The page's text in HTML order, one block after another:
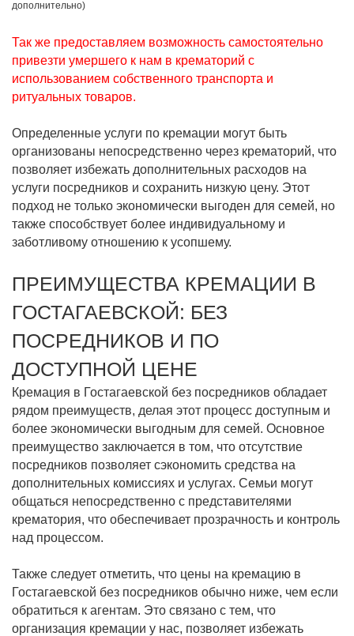
дополнительно)
Так же предоставляем возможность самостоятельно
привезти умершего к нам в крематорий с
использованием собственного транспорта и
ритуальных товаров.
Определенные услуги по кремации могут быть
организованы непосредственно через крематорий, что
позволяет избежать дополнительных расходов на
услуги посредников и сохранить низкую цену. Этот
подход не только экономически выгоден для семей, но
также способствует более индивидуальному и
заботливому отношению к усопшему.
ПРЕИМУЩЕСТВА КРЕМАЦИИ В
ГОСТАГАЕВСКОЙ: БЕЗ
ПОСРЕДНИКОВ И ПО
ДОСТУПНОЙ ЦЕНЕ
Кремация в Гостагаевской без посредников обладает
рядом преимуществ, делая этот процесс доступным и
более экономически выгодным для семей. Основное
преимущество заключается в том, что отсутствие
посредников позволяет сэкономить средства на
дополнительных комиссиях и услугах. Семьи могут
общаться непосредственно с представителями
крематория, что обеспечивает прозрачность и контроль
над процессом.
Также следует отметить, что цены на кремацию в
Гостагаевской без посредников обычно ниже, чем если
обратиться к агентам. Это связано с тем, что
организация кремации у нас, позволяет избежать